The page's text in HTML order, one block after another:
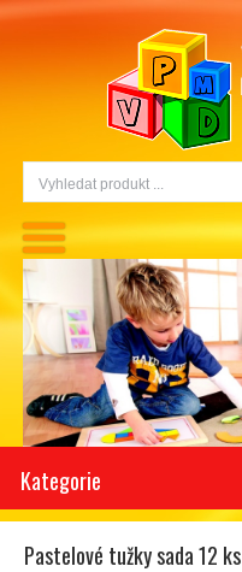
Kategorie
Pastelové tužky sada 12 ks